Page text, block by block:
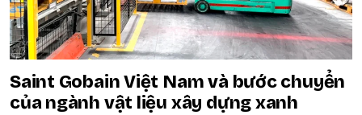
Saint Gobain Việt Nam và bước chuyển
của ngành vật liệu xây dựng xanh